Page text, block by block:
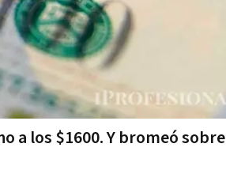
a los $1600. Y bromeó sobre